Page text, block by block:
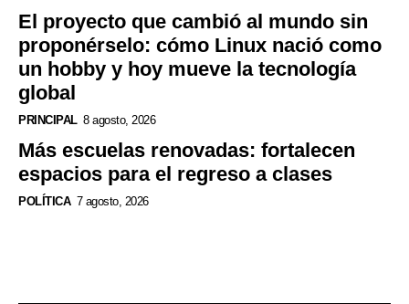
El proyecto que cambió al mundo sin
proponérselo: cómo Linux nació como
un hobby y hoy mueve la tecnología
global
PRINCIPAL 8 agosto, 2026
Más escuelas renovadas: fortalecen
espacios para el regreso a clases
POLÍTICA 7 agosto, 2026